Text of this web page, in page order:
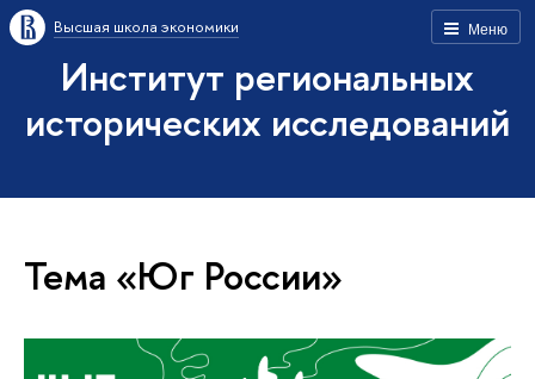
Меню
Высшая школа экономики
Институт региональных
исторических исследований
Тема «Юг России»